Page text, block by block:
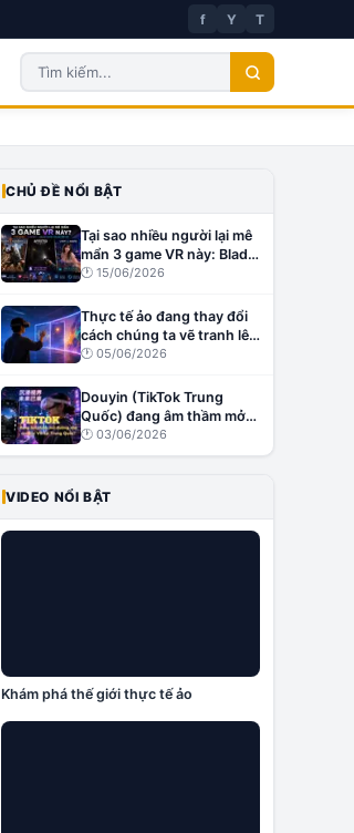
f Y T
CHỦ ĐỀ NỔI BẬT
Tại sao nhiều người lại mê
mẩn 3 game VR này: Blade
& Sorcery, Affected: The
🕐 15/06/2026
Thực tế ảo đang thay đổi
cách chúng ta vẽ tranh lên
tường như thế nào?
🕐 05/06/2026
Douyin (TikTok Trung
Quốc) đang âm thầm mở
đường cho creator VR tại
Trung Quốc?
🕐 03/06/2026
VIDEO NỔI BẬT
Khám phá thế giới thực tế ảo